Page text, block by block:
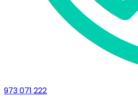
973 071 222